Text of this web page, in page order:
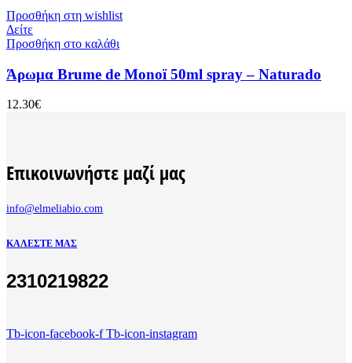
Προσθήκη στη wishlist
Δείτε
Προσθήκη στο καλάθι
Άρωμα Brume de Monoï 50ml spray – Naturado
12.30€
Επικοινωνήστε μαζί μας
info@elmeliabio.com
ΚΑΛΈΣΤΕ ΜΑΣ
2310219822
Tb-icon-facebook-f Tb-icon-instagram